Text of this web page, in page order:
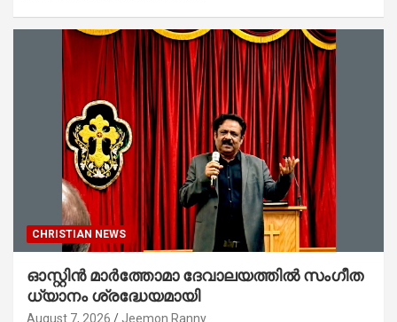
CHRISTIAN NEWS
ഓസ്റ്റിൻ മാർത്തോമാ ദേവാലയത്തിൽ സംഗീത
ധ്യാനം ശ്രദ്ധേയമായി
August 7, 2026 Jeemon Ranny